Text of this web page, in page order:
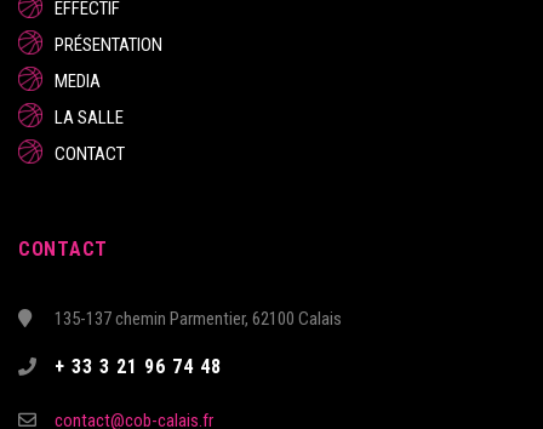
EFFECTIF
PRÉSENTATION
MEDIA
LA SALLE
CONTACT
CONTACT
135-137 chemin Parmentier, 62100 Calais
+ 33 3 21 96 74 48
contact@cob-calais.fr